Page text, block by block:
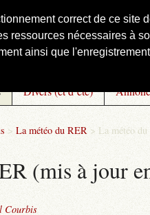
correct de ce
ressources nécessaires à
ainsi que
» Blog Officiel
Divers (et d’été)
> La météo du RER > La météo
(mis à jour
Courbis